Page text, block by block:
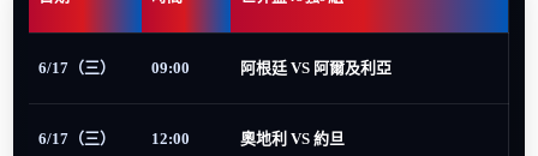
6/17（三） 09:00 阿根廷 VS 阿爾及利亞
6/17（三） 12:00 奧地利 VS 約旦